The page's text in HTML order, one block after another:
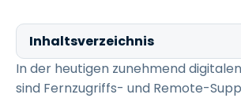
Inhaltsverzeichnis
In der heutigen zunehmend
sind Fernzugriffs- und Remote-